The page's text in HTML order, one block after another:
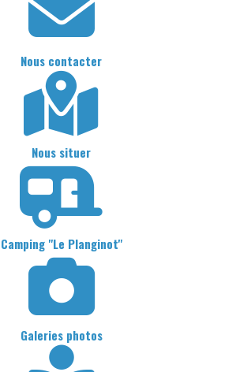
Nous contacter
Nous situer
Camping "Le Planginot"
Galeries photos